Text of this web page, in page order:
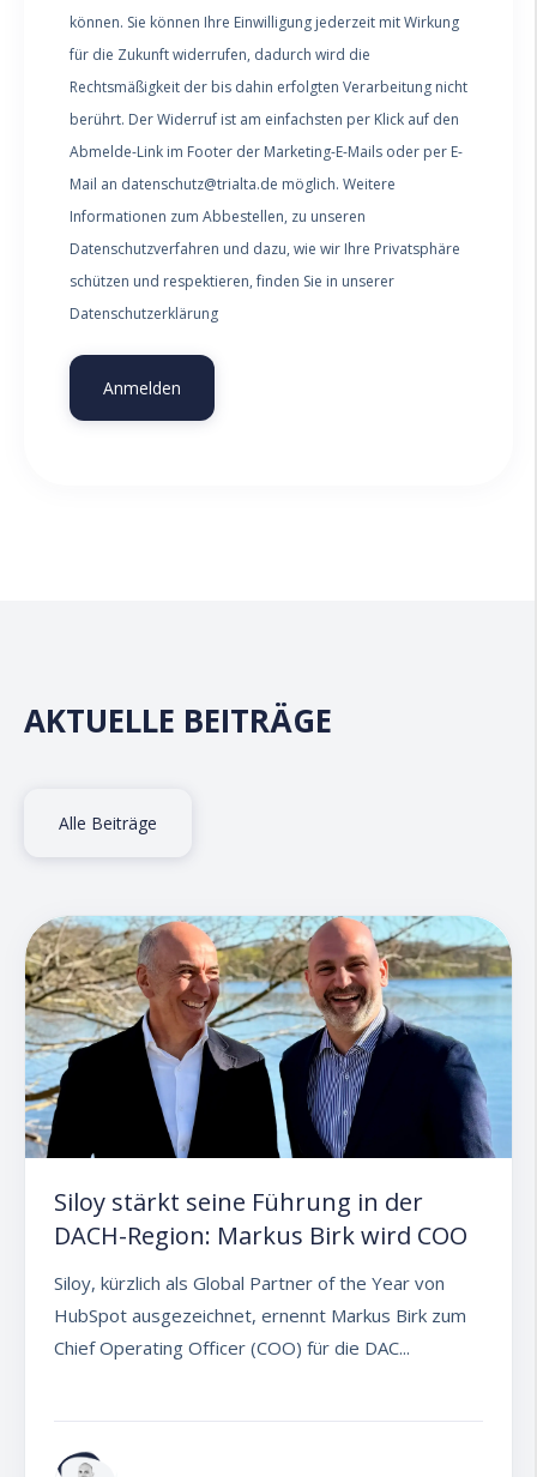
können. Sie können Ihre Einwilligung jederzeit mit Wirkung
für die Zukunft widerrufen, dadurch wird die
Rechtsmäßigkeit der bis dahin erfolgten Verarbeitung nicht
berührt. Der Widerruf ist am einfachsten per Klick auf den
Abmelde-Link im Footer der Marketing-E-Mails oder per E-
Mail an datenschutz@trialta.de möglich. Weitere
Informationen zum Abbestellen, zu unseren
Datenschutzverfahren und dazu, wie wir Ihre Privatsphäre
schützen und respektieren, finden Sie in unserer
Datenschutzerklärung
AKTUELLE BEITRÄGE
Alle Beiträge
Siloy stärkt seine Führung in der
DACH-Region: Markus Birk wird COO
Siloy, kürzlich als Global Partner of the Year von
HubSpot ausgezeichnet, ernennt Markus Birk zum
Chief Operating Officer (COO) für die DAC...